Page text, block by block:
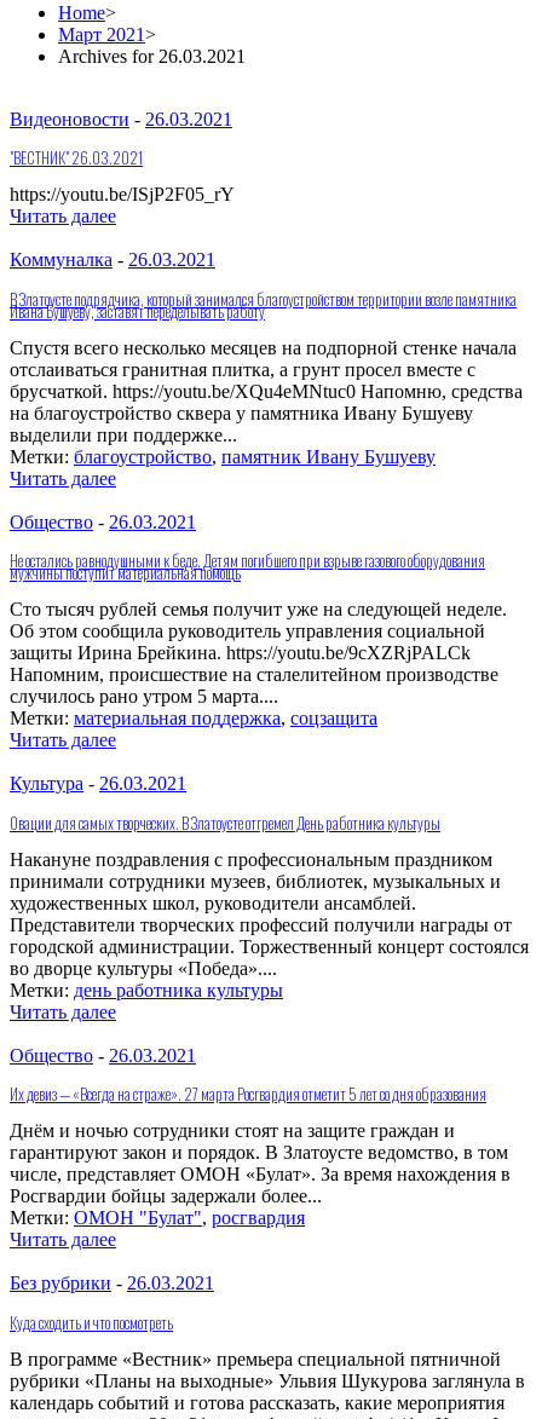
Home>
Март 2021>
Archives for 26.03.2021
Видеоновости - 26.03.2021
"ВЕСТНИК" 26.03.2021
https://youtu.be/ISjP2F05_rY
Читать далее
Коммуналка - 26.03.2021
В Златоусте подрядчика, который занимался благоустройством территории возле памятника
Ивана Бушуеву, заставят переделывать работу
Спустя всего несколько месяцев на подпорной стенке начала
отслаиваться гранитная плитка, а грунт просел вместе с
брусчаткой. https://youtu.be/XQu4eMNtuc0 Напомню, средства
на благоустройство сквера у памятника Ивану Бушуеву
выделили при поддержке...
Метки: благоустройство, памятник Ивану Бушуеву
Читать далее
Общество - 26.03.2021
Не остались равнодушными к беде. Детям погибшего при взрыве газового оборудования
мужчины поступит материальная помощь
Сто тысяч рублей семья получит уже на следующей неделе.
Об этом сообщила руководитель управления социальной
защиты Ирина Брейкина. https://youtu.be/9cXZRjPALCk
Напомним, происшествие на сталелитейном производстве
случилось рано утром 5 марта....
Метки: материальная поддержка, соцзащита
Читать далее
Культура - 26.03.2021
Овации для самых творческих. В Златоусте отгремел День работника культуры
Накануне поздравления с профессиональным праздником
принимали сотрудники музеев, библиотек, музыкальных и
художественных школ, руководители ансамблей.
Представители творческих профессий получили награды от
городской администрации. Торжественный концерт состоялся
во дворце культуры «Победа»....
Метки: день работника культуры
Читать далее
Общество - 26.03.2021
Их девиз — «Всегда на страже». 27 марта Росгвардия отметит 5 лет со дня образования
Днём и ночью сотрудники стоят на защите граждан и
гарантируют закон и порядок. В Златоусте ведомство, в том
числе, представляет ОМОН «Булат». За время нахождения в
Росгвардии бойцы задержали более...
Метки: ОМОН "Булат", росгвардия
Читать далее
Без рубрики - 26.03.2021
Куда сходить и что посмотреть
В программе «Вестник» премьера специальной пятничной
рубрики «Планы на выходные» Ульвия Шукурова заглянула в
календарь событий и готова рассказать, какие мероприятия